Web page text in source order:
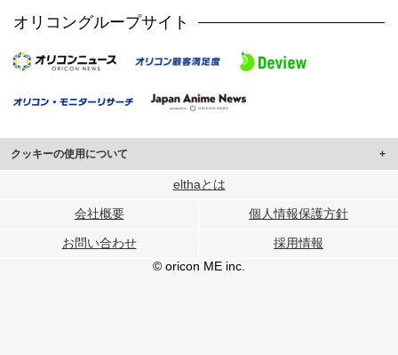
オリコングループサイト
クッキーの使用について
このサイトでは Cookie を使用して、ユーザーに合わせたコンテンツや広告の
行っています。
メディアや広告配信、データ解析の各パートナーに提供しています。
各パートナーは、この情報とユーザーが各パートナーに提供した他の情報や、
ユーザーが各パートナーのサービスを使用したときに収集した他の情報を組み
elthaとは
会社概要 個人情報保護方針
お問い合わせ
採用情報
© oricon ME inc.